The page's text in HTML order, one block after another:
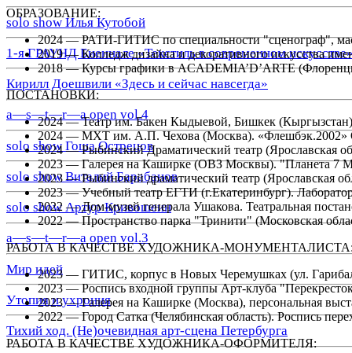
solo show Илья Кутобой
1-я ГРАУНД Биеннале «Текстиль в современном
Кирилл Доешвили «Здесь и сейчас навсегда»
a—s—t—r—a open vol.4
solo show Гоша Острецов
solo show Виталий Барабанов
solo show Артур Кривошеин
a—s—t—r—a open vol.3
Мир идей
Утопия и ухрония
Тихий ход. (Не)очевидная арт-сцена Петербурга
ОБРАЗОВАНИЕ:
2024 — РАТИ-ГИТИС по специальности "сценограф",
2019 — Колледж дизайна и декоративного искусства
2018 — Курсы графики в ACADEMIA’D’ARTE
ПОСТАНОВКИ:
2024 — Театр им. Бакен Кыдыевой, Бишкек
2024 — МХТ им. А.П. Чехова (Москва). «Флешбэк.2002»
2024 — Рыбинский Драматический театр (Ярославская
2023 — Галерея на Каширке (ОВЗ Москвы). "Планета 7
2023 — Рыбинский драматический театр (Ярославская
2023 — Учебный театр ЕГТИ (г.Екатеринбург).
2022 — Дом-музей генерала Ушакова. Театральная
2022 — Пространство парка "Тринити" (Московская
РАБОТА В КАЧЕСТВЕ ХУДОЖНИКА-МОНУМЕНТАЛИСТА:
2023 — ГИТИС, корпус в Новых Черемушках (ул.
2023 — Роспись входной группы Арт-клуба
2023 — Галерея на Каширке (Москва), персональная
2022 — Город Сатка (Челябинская область). Роспись
РАБОТА В КАЧЕСТВЕ ХУДОЖНИКА-ОФОРМИТЕЛЯ: